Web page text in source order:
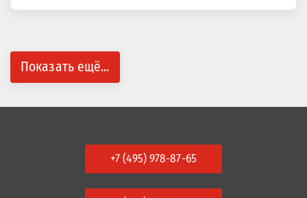
Показать ещё...
+7 (495) 978-87-65